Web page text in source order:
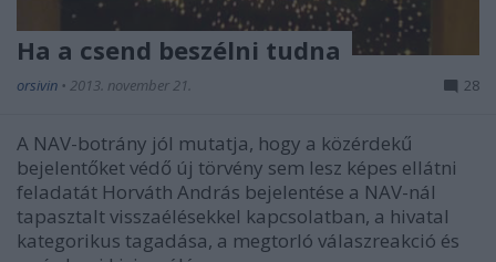
Ha a csend beszélni tudna
orsivin • 2013. november 21. 28
A NAV-botrány jól mutatja, hogy a közérdekű
bejelentőket védő új törvény sem lesz képes ellátni
feladatát Horváth András bejelentése a NAV-nál
tapasztalt visszaélésekkel kapcsolatban, a hivatal
kategorikus tagadása, a megtorló válaszreakció és